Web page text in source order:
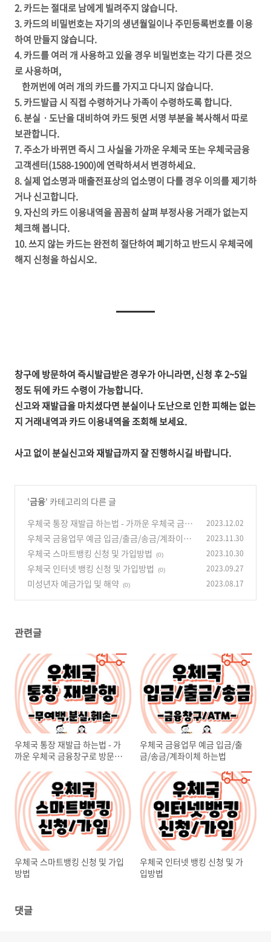
2. 카드는 절대로 남에게 빌려주지 않습니다.
3. 카드의 비밀번호는 자기의 생년월일이나 주민등록번호를 이용
하여 만들지 않습니다.
4. 카드를 여러 개 사용하고 있을 경우 비밀번호는 각기 다른 것으
로 사용하며,
한꺼번에 여러 개의 카드를 가지고 다니지 않습니다.
5. 카드발급 시 직접 수령하거나 가족이 수령하도록 합니다.
6. 분실ㆍ도난을 대비하여 카드 뒷면 서명 부분을 복사해서 따로
보관합니다.
7. 주소가 바뀌면 즉시 그 사실을 가까운 우체국 또는 우체국금융
고객센터(1588-1900)에 연락하셔서 변경하세요.
8. 실제 업소명과 매출전표상의 업소명이 다를 경우 이의를 제기하
거나 신고합니다.
9. 자신의 카드 이용내역을 꼼꼼히 살펴 부정사용 거래가 없는지
체크해 봅니다.
10. 쓰지 않는 카드는 완전히 절단하여 폐기하고 반드시 우체국에
해지 신청을 하십시오.
창구에 방문하여 즉시발급받은 경우가 아니라면, 신청 후 2~5일
정도 뒤에 카드 수령이 가능합니다.
신고와 재발급을 마치셨다면 분실이나 도난으로 인한 피해는 없는
지거래내역과 카드 이용내역을 조회해 보세요.
사고 없이 분실신고와 재발급까지 잘 진행하시길 바랍니다.
'금융' 카테고리의 다른 글
우체국 통장 재발급 하는법 - 가까운 우체국 금융
창구로 방문하세요
(0)
2023.12.02
우체국 금융업무 예금 입금/출금/송금/계좌이체
하는법
(0)
2023.11.30
우체국 스마트뱅킹 신청 및 가입방법 (0) 2023.10.30
우체국 인터넷 뱅킹 신청 및 가입방법 (0) 2023.09.27
미성년자 예금가입 및 해약 (0) 2023.08.17
관련글
우체국 통장 재발급 하는법 - 가
까운 우체국 금융창구로 방문하
우체국 금융업무 예금 입금/출
금/송금/계좌이체 하는법
우체국 스마트뱅킹 신청 및 가입
방법
우체국 인터넷 뱅킹 신청 및 가
입방법
댓글